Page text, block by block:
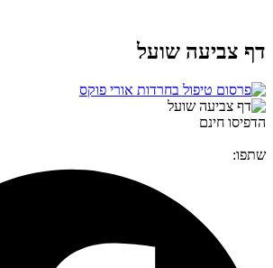
דף צביעה שועל
הדפיסו חינם
שתפו: